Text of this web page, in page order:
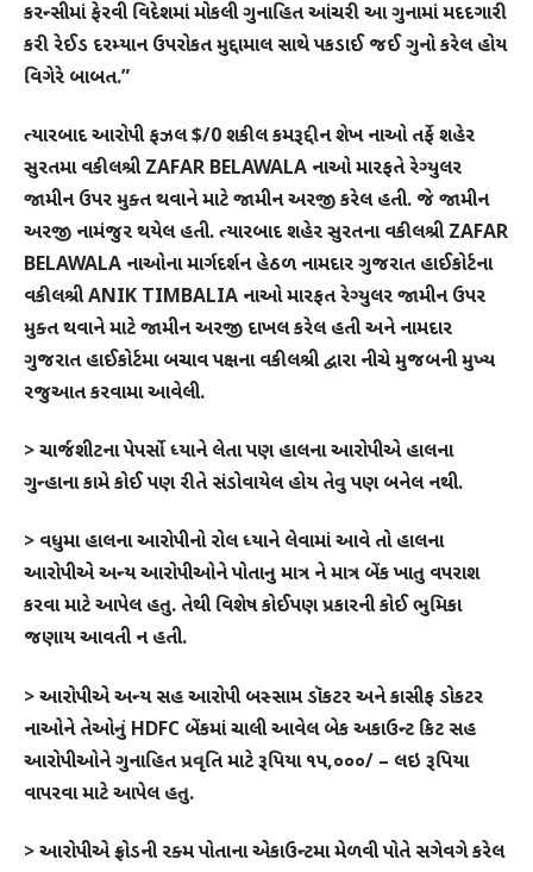
કરન્સીમાં ફેરવી વિદેશમાં મોકલી ગુનાહિત આંચરી આ ગુનામાં મદદગારી
કરી રેઈડ દરમ્યાન ઉપરોકત મુદ્દામાલ સાથે પકડાઈ જઈ ગુનો કરેલ હોય
વિગેરે બાબત.”
ત્યારબાદ આરોપી ફઝલ $/0 શકીલ કમરૂદ્દીન શેખ નાઓ તર્ફે શહેર
સુરતમા વકીલશ્રી ZAFAR BELAWALA નાઓ મારફતે રેગ્યુલર
જામીન ઉપર મુક્ત થવાને માટે જામીન અરજી કરેલ હતી. જે જામીન
અરજી નામંજુર થયેલ હતી. ત્યારબાદ શહેર સુરતના વકીલશ્રી ZAFAR
BELAWALA નાઓના માર્ગદર્શન હેઠળ નામદાર ગુજરાત હાઈકોર્ટના
વકીલશ્રી ANIK TIMBALIA નાઓ મારફત રેગ્યુલર જામીન ઉપર
મુક્ત થવાને માટે જામીન અરજી દાખલ કરેલ હતી અને નામદાર
ગુજરાત હાઈકોર્ટમા બચાવ પક્ષના વકીલશ્રી દ્વારા નીચે મુજબની મુખ્ય
રજુઆત કરવામા આવેલી.
> ચાર્જશીટના પેપર્સો ધ્યાને લેતા પણ હાલના આરોપીએ હાલના
ગુન્હાના કામે કોઈ પણ રીતે સંડોવાયેલ હોય તેવુ પણ બનેલ નથી.
> વધુમા હાલના આરોપીનો રોલ ધ્યાને લેવામાં આવે તો હાલના
આરોપીએ અન્ય આરોપીઓને પોતાનુ માત્ર ને માત્ર બેંક ખાતુ વપરાશ
કરવા માટે આપેલ હતુ. તેથી વિશેષ કોઈપણ પ્રકારની કોઈ ભુમિકા
જણાય આવતી ન હતી.
> આરોપીએ અન્ય સહ આરોપી બસ્સામ ડૉકટર અને કાસીફ ડોકટર
નાઓને તેઓનું HDFC બેંકમાં ચાલી આવેલ બેક અકાઉન્ટ કિટ સહ
આરોપીઓને ગુનાહિત પ્રવૃતિ માટે રૂપિયા ૧૫,૦૦૦/ – લઇ રૂપિયા
વાપરવા માટે આપેલ હતુ.
> આરોપીએ ફ્રોડની રક્મ પોતાના એકાઉન્ટમા મેળવી પોતે સગેવગે કરેલ